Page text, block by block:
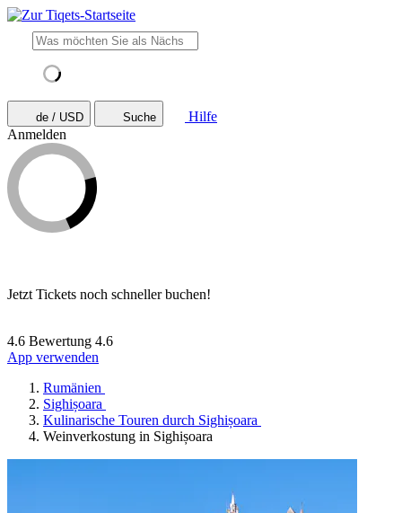
de / USD Suche
Hilfe
Anmelden
Jetzt Tickets noch schneller buchen!
4.6 Bewertung 4.6
App verwenden
Rumänien
Sighișoara
Kulinarische Touren durch Sighișoara
Weinverkostung in Sighișoara